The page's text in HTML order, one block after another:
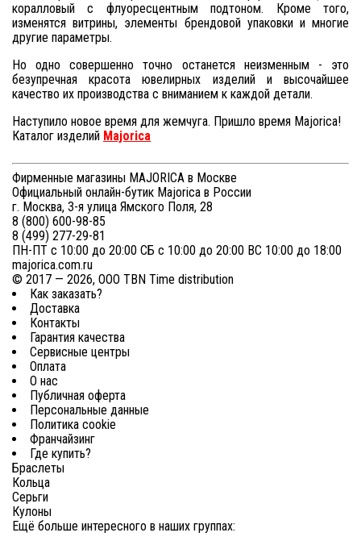
коралловый с флуоресцентным подтоном. Кроме того,
изменятся витрины, элементы брендовой упаковки и многие
другие параметры.
Но одно совершенно точно останется неизменным - это
безупречная красота ювелирных изделий и высочайшее
качество их производства с вниманием к каждой детали.
Наступило новое время для жемчуга. Пришло время Majorica!
Каталог изделий Majorica
Фирменные магазины MAJORICA в Москве
Официальный онлайн-бутик Majorica в России
г. Москва, 3-я улица Ямского Поля, 28
8 (800) 600-98-85
8 (499) 277-29-81
ПН-ПТ с 10:00 до 20:00 СБ с 10:00 до 20:00 ВС 10:00 до 18:00
majorica.com.ru
© 2017 — 2026, ООО TBN Time distribution
Как заказать?
Доставка
Контакты
Гарантия качества
Сервисные центры
Оплата
О нас
Публичная оферта
Персональные данные
Политика cookie
Франчайзинг
Где купить?
Браслеты
Кольца
Серьги
Кулоны
Ещё больше интересного в наших группах: